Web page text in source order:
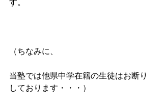
す。
（ちなみに、
当塾では他県中学在籍の生徒はお断り
しております・・・）